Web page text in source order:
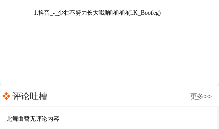
1.抖音_-_少壮不努力长大哦呐呐呐呐(LK_Bootleg)
评论吐槽 更多>>